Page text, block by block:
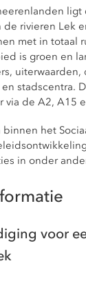
ligt
rivieren Lek
met in totaal
is groen en
uiterwaarden,
stadscentra.
via de A2, A15
het
in onder
voor